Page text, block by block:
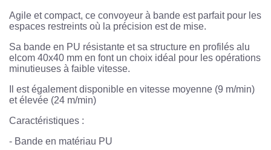
Agile et compact, ce convoyeur à bande est parfait pour les
espaces restreints où la précision est de mise.
Sa bande en PU résistante et sa structure en profilés alu
elcom 40x40 mm en font un choix idéal pour les opérations
minutieuses à faible vitesse.
Il est également disponible en vitesse moyenne (9 m/min)
et élevée (24 m/min)
Caractéristiques :
- Bande en matériau PU